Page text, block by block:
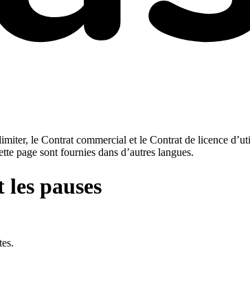
le Contrat commercial et le Contrat de licence
page sont fournies dans d’autres langues.
pauses